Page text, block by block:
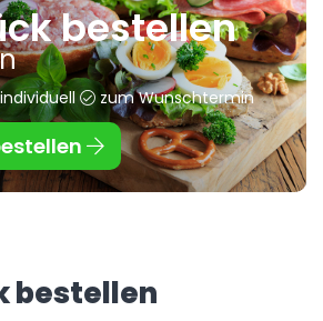
bestellen
zum Wunschtermin
bestellen